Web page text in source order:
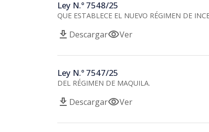
Ley N.° 7548/25
QUE ESTABLECE EL NUEVO RÉGIMEN DE
download DescargarvisibilityVer
Ley N.° 7547/25
DEL RÉGIMEN DE MAQUILA.
download DescargarvisibilityVer